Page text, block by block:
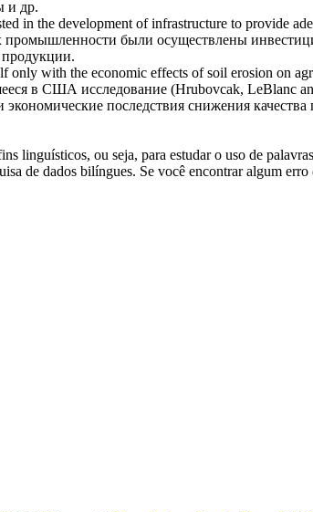
и др.
in the development of infrastructure to provide
промышленности были осуществлены
with the economic effects of soil erosion on
в США исследование (Hrubovcak, LeBlanc
последствия снижения
linguísticos, ou seja, para estudar o uso de
de dados bilíngues. Se você encontrar algum